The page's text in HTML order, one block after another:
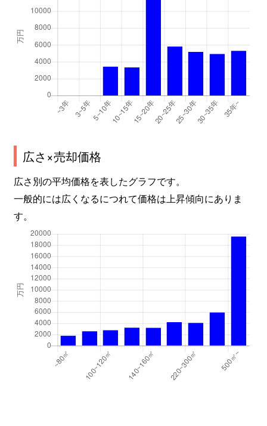
広さ×売却価格
広さ別の平均価格を表したグラフです。
一般的には広くなるにつれて価格は上昇傾向にありま
す。